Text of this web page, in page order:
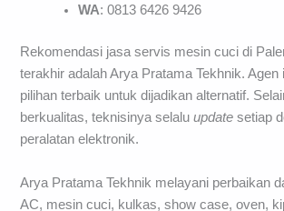
WA: 0813 6426 9426
Rekomendasi jasa servis mesin cuci di
terakhir adalah Arya Pratama Tekhnik. Agen
pilihan terbaik untuk dijadikan alternatif.
berkualitas, teknisinya selaluupdate setiap
peralatan elektronik.
Arya Pratama Tekhnik melayani perbaikan
AC, mesin cuci, kulkas, show case, oven,